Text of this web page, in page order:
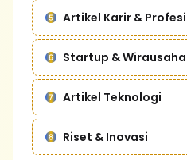
Artikel Karir & Profesi
Startup & Wirausaha
Artikel Teknologi
Riset & Inovasi